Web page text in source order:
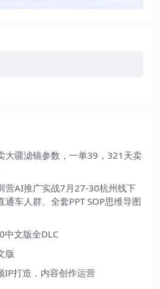
大疆滤镜参数，一单39，321天卖
营AI推广实战7月27-30杭州线下
车人群、全套PPT SOP思维导图
中文版全DLC
版
IP打造，内容创作运营